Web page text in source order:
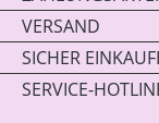
VERSAND
SICHER
SERVICE-